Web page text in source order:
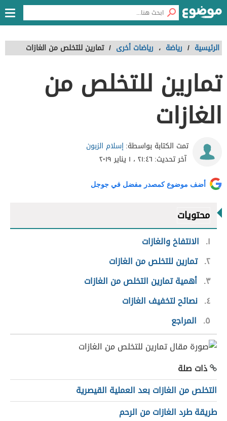
الرئيسية / رياضة ، رياضات أخرى / تمارين للتخلص من الغازات
تمارين للتخلص من
الغازات
تمت الكتابة بواسطة:إسلام الزبون
آخر تحديث: ٢١:٤٦ ، ١ يناير ٢٠١٩
أضف موضوع كمصدر مفضل في جوجل
محتويات
١
الانتفاخ والغازات
٢ تمارين للتخلص من الغازات
٣ أهمية تمارين التخلص من الغازات
٤ نصائح لتخفيف الغازات
٥
المراجع
ذات صلة
التخلص من الغازات بعد العملية القيصرية
طريقة طرد الغازات من الرحم